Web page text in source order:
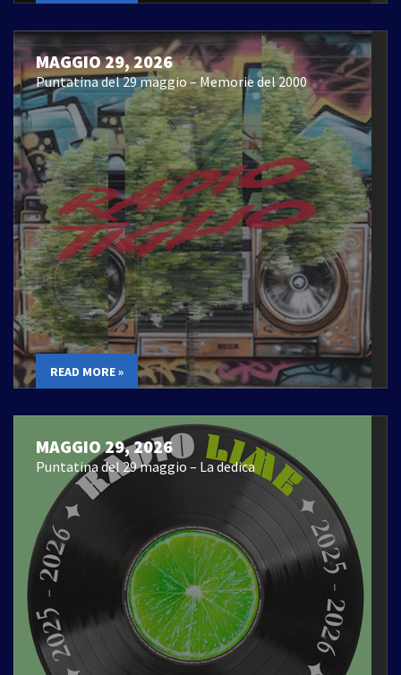
MAGGIO 29, 2026
Puntatina del 29 maggio – Memorie del 2000
READ MORE »
MAGGIO 29, 2026
Puntatina del 29 maggio – La dedica